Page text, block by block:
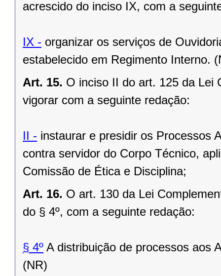
acrescido do inciso IX, com a
IX - organizar os serviços de
estabelecido em Regimento Interno.
Art. 15. O inciso II do art. 125 da Lei
vigorar com a seguinte redação:
II - instaurar e presidir os Processos
contra servidor do Corpo Técnico,
Comissão de Ética e Disciplina;
Art. 16. O art. 130 da Lei
do § 4º, com a seguinte redação:
§ 4º A distribuição de processos aos
(NR)